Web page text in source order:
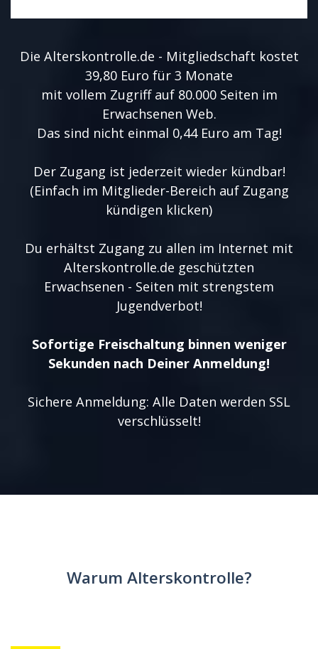
Die Alterskontrolle.de - Mitgliedschaft kostet
39,80 Euro für 3 Monate
mit vollem Zugriff auf 80.000 Seiten im
Erwachsenen Web.
Das sind nicht einmal 0,44 Euro am Tag!
Der Zugang ist jederzeit wieder kündbar!
(Einfach im Mitglieder-Bereich auf Zugang
kündigen klicken)
Du erhältst Zugang zu allen im Internet mit
Alterskontrolle.de geschützten
Erwachsenen - Seiten mit strengstem
Jugendverbot!
Sofortige Freischaltung binnen weniger
Sekunden nach Deiner Anmeldung!
Sichere Anmeldung: Alle Daten werden SSL
verschlüsselt!
Warum Alterskontrolle?